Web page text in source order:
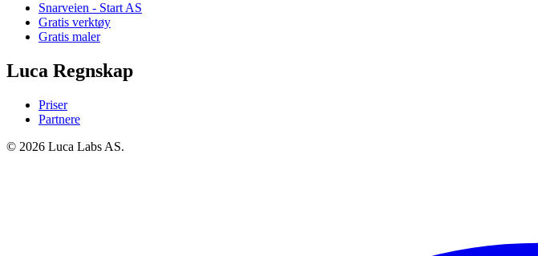
Snarveien - Start AS
Gratis verktøy
Gratis maler
Luca Regnskap
Priser
Partnere
© 2026 Luca Labs AS.